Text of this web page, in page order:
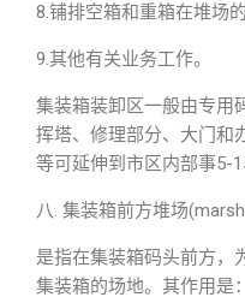
8.铺排空箱和重箱在堆场
9.其他有关业务工作。
集装箱装卸区一般由专用
挥塔、修理部分、大门和
等可延伸到市区内部事5-
八. 集装箱前方堆场
是指在集装箱码头前方，
集装箱的场地。其作用是